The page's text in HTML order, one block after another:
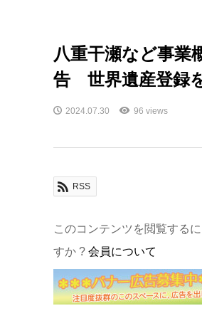
八重干瀬など事
告 世界遺産登録
2024.07.30 96 views
RSS
このコンテンツを閲覧する
すか ? 会員について